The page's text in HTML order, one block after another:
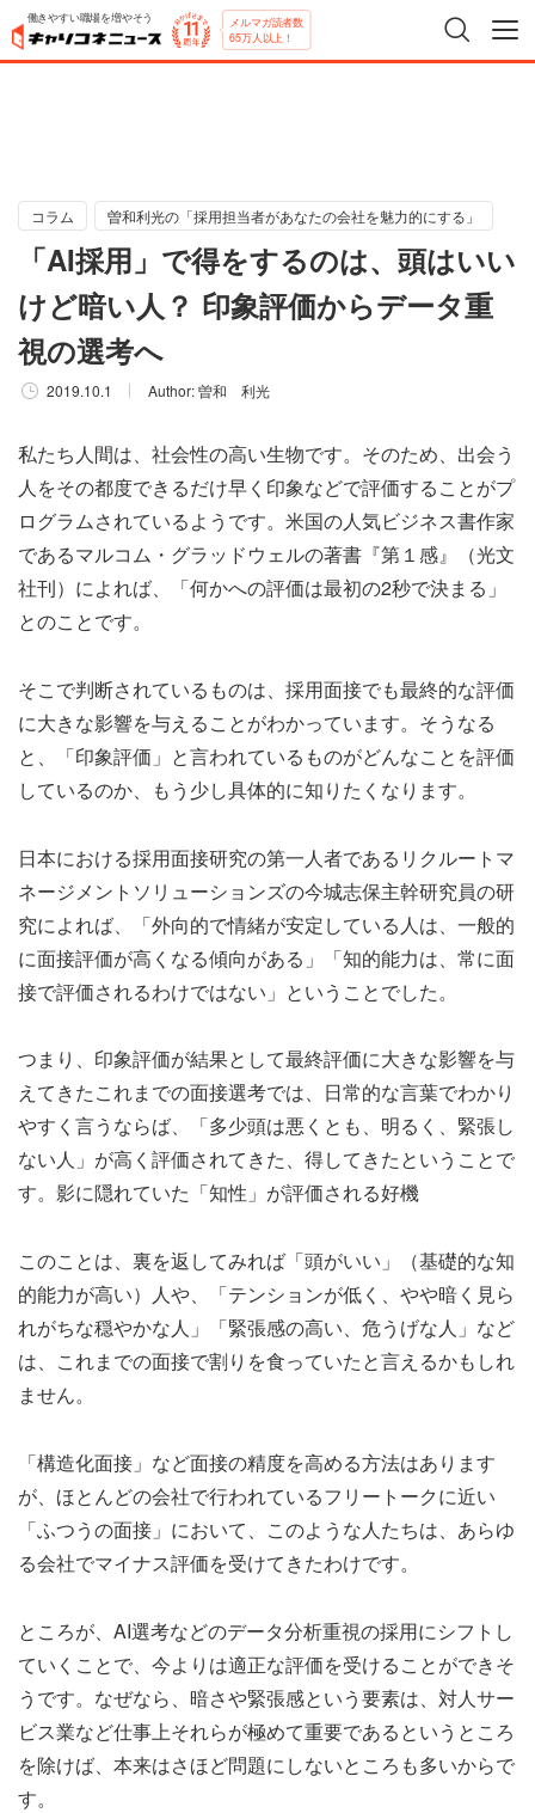
働きやすい職場を増やそう メルマガ読者数
65万人以上！
コラム 曽和利光の「採用担当者があなたの会社を魅力的にする」
「AI採用」で得をするのは、頭はいい
けど暗い人？ 印象評価からデータ重
視の選考へ
2019.10.1 Author:曽和 利光
私たち人間は、社会性の高い生物です。そのため、出会う
人をその都度できるだけ早く印象などで評価することがプ
ログラムされているようです。米国の人気ビジネス書作家
であるマルコム・グラッドウェルの著書『第１感』（光文
社刊）によれば、「何かへの評価は最初の2秒で決まる」
とのことです。
そこで判断されているものは、採用面接でも最終的な評価
に大きな影響を与えることがわかっています。そうなる
と、「印象評価」と言われているものがどんなことを評価
しているのか、もう少し具体的に知りたくなります。
日本における採用面接研究の第一人者であるリクルートマ
ネージメントソリューションズの今城志保主幹研究員の研
究によれば、「外向的で情緒が安定している人は、一般的
に面接評価が高くなる傾向がある」「知的能力は、常に面
接で評価されるわけではない」ということでした。
つまり、印象評価が結果として最終評価に大きな影響を与
えてきたこれまでの面接選考では、日常的な言葉でわかり
やすく言うならば、「多少頭は悪くとも、明るく、緊張し
ない人」が高く評価されてきた、得してきたということで
す。影に隠れていた「知性」が評価される好機
このことは、裏を返してみれば「頭がいい」（基礎的な知
的能力が高い）人や、「テンションが低く、やや暗く見ら
れがちな穏やかな人」「緊張感の高い、危うげな人」など
は、これまでの面接で割りを食っていたと言えるかもしれ
ません。
「構造化面接」など面接の精度を高める方法はあります
が、ほとんどの会社で行われているフリートークに近い
「ふつうの面接」において、このような人たちは、あらゆ
る会社でマイナス評価を受けてきたわけです。
ところが、AI選考などのデータ分析重視の採用にシフトし
ていくことで、今よりは適正な評価を受けることができそ
うです。なぜなら、暗さや緊張感という要素は、対人サー
ビス業など仕事上それらが極めて重要であるというところ
を除けば、本来はさほど問題にしないところも多いからで
す。